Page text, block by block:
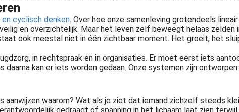
en cyclisch denken. Over hoe onze samenleving grotendeels
en overzichtelijk. Maar het leven zelf beweegt helaas
ook meestal niet in één zichtbaar moment. Het groeit, het
in rechtspraak en in organisaties. Er moet eerst iets
kan er iets worden gedaan. Onze systemen zijn
waarom? Wat als je ziet dat iemand zichzelf steeds